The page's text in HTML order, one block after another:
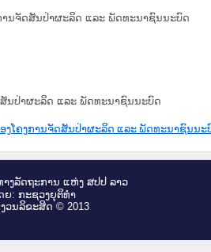
ານຈັດສັນປ່າຜະລິດ ແລະ ພັດທະນາຊົນນະບົດ
ນປ່າຜະລິດ ແລະ ພັດທະນາຊົນນະບົດ
ງໂຄງການຈັດສັນປ່າຜະລິດ ແລະ ພັດທະນາຊົນນະ
ງ​ລັດ​ຖະ​ການ ແຫ່ງ ສ​ປ​ປ ລາວ
ຍ: ກະ​ຊວງຍຸ​ຕິ​ທຳ
ວນ​ລິ​ຂະ​ສິດ © 2013